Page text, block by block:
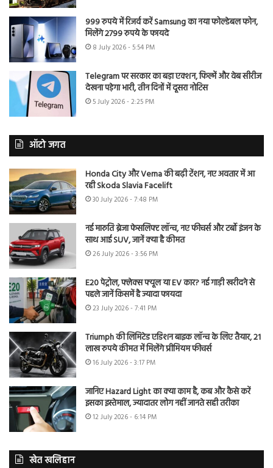
999 रुपये में रिजर्व करें Samsung का नया फोल्डेबल फोन,
मिलेंगे 2799 रुपये के फायदे
8 July 2026 - 5:54 PM
Telegram पर सरकार का बड़ा एक्शन, फिल्में और वेब सीरीज
देखना पड़ेगा भारी, तीन दिनों में दूसरा नोटिस
5 July 2026 - 2:25 PM
ऑटो जगत
Honda City और Verna की बढ़ी टेंशन, नए अवतार में आ
रही Skoda Slavia Facelift
30 July 2026 - 7:48 PM
नई मारुति ब्रेजा फेसलिफ्ट लॉन्च, नए फीचर्स और टर्बो इंजन के
साथ आई SUV, जानें क्या है कीमत
26 July 2026 - 3:56 PM
E20 पेट्रोल, फ्लेक्स फ्यूल या EV कार? नई गाड़ी खरीदने से
पहले जानें किसमें है ज्यादा फायदा
23 July 2026 - 7:41 PM
Triumph की लिमिटेड एडिशन बाइक लॉन्च के लिए तैयार, 21
लाख रुपये कीमत में मिलेंगे प्रीमियम फीचर्स
16 July 2026 - 3:17 PM
जानिए Hazard Light का क्या काम है, कब और कैसे करें
इसका इस्तेमाल, ज्यादातर लोग नहीं जानते सही तरीका
12 July 2026 - 6:14 PM
खेत खलिहान